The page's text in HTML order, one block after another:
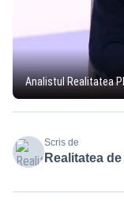
Analistul Realitatea
Scris de
Realitatea